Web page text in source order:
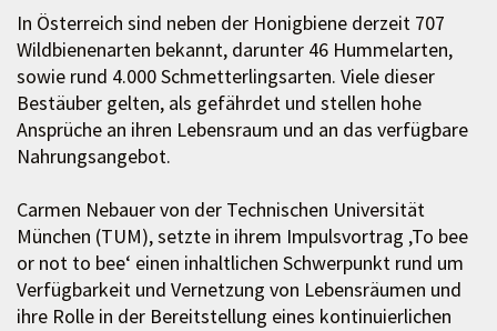
In Österreich sind neben der Honigbiene derzeit 707
Wildbienenarten bekannt, darunter 46 Hummelarten,
sowie rund 4.000 Schmetterlingsarten. Viele dieser
Bestäuber gelten, als gefährdet und stellen hohe
Ansprüche an ihren Lebensraum und an das verfügbare
Nahrungsangebot.
Carmen Nebauer von der Technischen Universität
München (TUM), setzte in ihrem Impulsvortrag ‚To bee
or not to bee‘ einen inhaltlichen Schwerpunkt rund um
Verfügbarkeit und Vernetzung von Lebensräumen und
ihre Rolle in der Bereitstellung eines kontinuierlichen